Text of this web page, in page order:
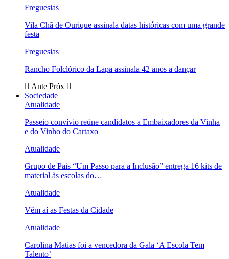
Freguesias
Vila Chã de Ourique assinala datas históricas com uma grande
festa
Freguesias
Rancho Folclórico da Lapa assinala 42 anos a dançar
Ante Próx
Sociedade
Atualidade
Passeio convívio reúne candidatos a Embaixadores da Vinha
e do Vinho do Cartaxo
Atualidade
Grupo de Pais “Um Passo para a Inclusão” entrega 16 kits de
material às escolas do…
Atualidade
Vêm aí as Festas da Cidade
Atualidade
Carolina Matias foi a vencedora da Gala ‘A Escola Tem
Talento’